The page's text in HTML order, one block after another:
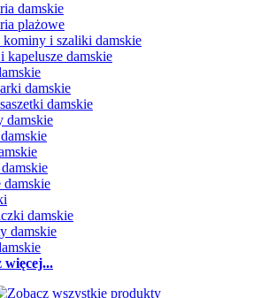
damskie
plażowe
kominy i szaliki damskie
kapelusze damskie
damskie
damskie
damskie
damskie
damskie
damskie
więcej...